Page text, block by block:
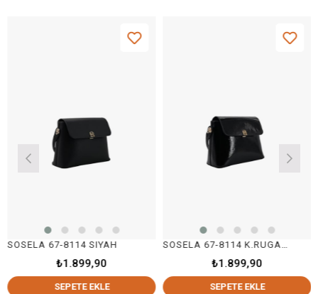
SOSELA 67-8114 SIYAH
₺1.899,90
SEPETE EKLE
₺1.899,90
SEPETE EKLE